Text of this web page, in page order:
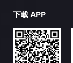
下載 APP